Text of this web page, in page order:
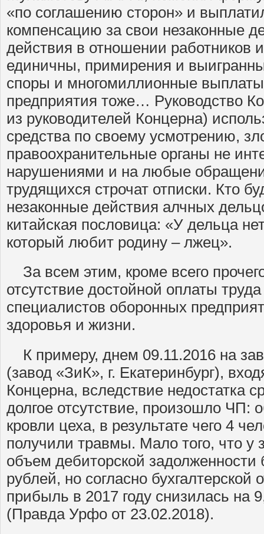
«по соглашению сторон» и
компенсацию за свои незаконные
действия в отношении работников
единичны, примирения и
споры и многомиллионные
предприятия тоже… Руководство
из руководителей Концерна)
средства по своему усмотрению,
правоохранительные органы не
нарушениями и на любые
трудящихся строчат отписки. Кто
незаконные действия алчных
китайская пословица: «У дельца
который любит родину – лжец».
За всем этим, кроме всего
отсутствие достойной оплаты
специалистов оборонных
здоровья и жизни.
К примеру, днем 09.11.2016 на
(завод «ЗиК», г. Екатеринбург),
Концерна, вследствие недостатка
долгое отсутствие, произошло ЧП:
кровли цеха, в результате чего 4
получили травмы. Мало того, что у
объем дебиторской
рублей, но согласно бухгалтерской
прибыль в 2017 году снизилась на
(Правда Урфо от 23.02.2018).